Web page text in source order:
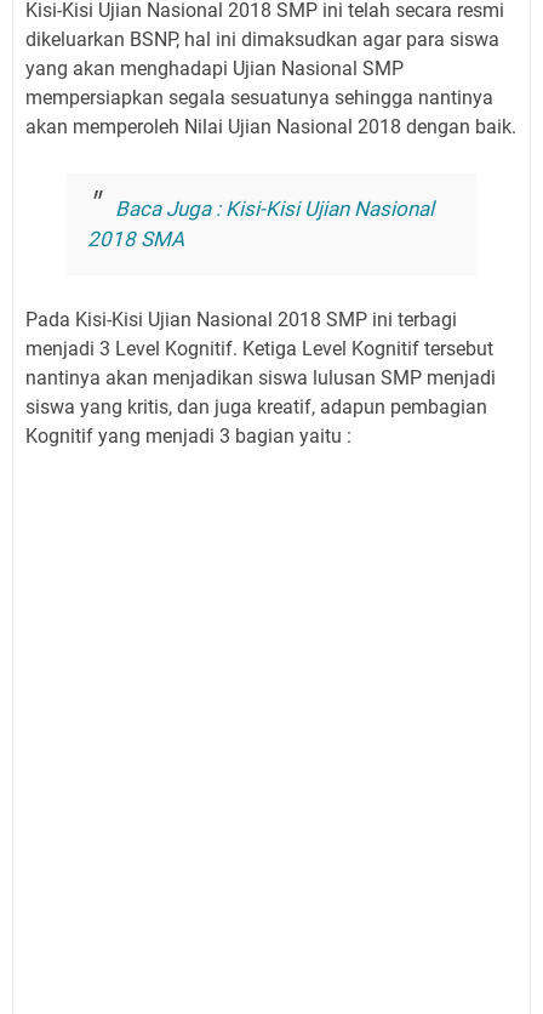
Kisi-Kisi Ujian Nasional 2018 SMP ini telah secara resmi
dikeluarkan BSNP, hal ini dimaksudkan agar para siswa
yang akan menghadapi Ujian Nasional SMP
mempersiapkan segala sesuatunya sehingga nantinya
akan memperoleh Nilai Ujian Nasional 2018 dengan baik.
Baca Juga : Kisi-Kisi Ujian Nasional
2018 SMA
Pada Kisi-Kisi Ujian Nasional 2018 SMP ini terbagi
menjadi 3 Level Kognitif. Ketiga Level Kognitif tersebut
nantinya akan menjadikan siswa lulusan SMP menjadi
siswa yang kritis, dan juga kreatif, adapun pembagian
Kognitif yang menjadi 3 bagian yaitu :